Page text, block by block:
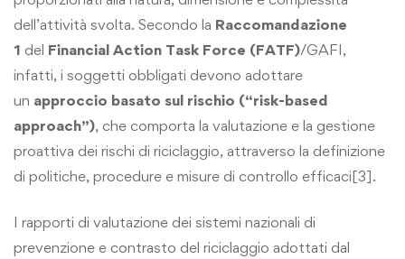
dell’attività svolta. Secondo la Raccomandazione
1 del Financial Action Task Force (FATF)/GAFI,
infatti, i soggetti obbligati devono adottare
un approccio basato sul rischio (“risk-based
approach”), che comporta la valutazione e la gestione
proattiva dei rischi di riciclaggio, attraverso la definizione
di politiche, procedure e misure di controllo efficaci[3].
I rapporti di valutazione dei sistemi nazionali di
prevenzione e contrasto del riciclaggio adottati dal